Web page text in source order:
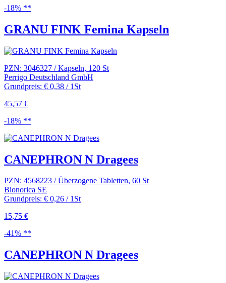
-18% **
GRANU FINK Femina Kapseln
PZN: 3046327 / Kapseln, 120 St
Perrigo Deutschland GmbH
Grundpreis: € 0,38 / 1St
45,57 €
-18% **
CANEPHRON N Dragees
PZN: 4568223 / Überzogene Tabletten, 60 St
Bionorica SE
Grundpreis: € 0,26 / 1St
15,75 €
-41% **
CANEPHRON N Dragees